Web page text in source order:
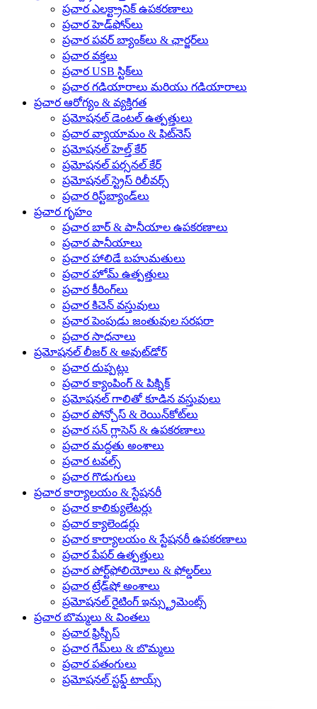
ప్రచార ఎలక్ట్రానిక్ ఉపకరణాలు
ప్రచార హెడ్‌ఫోన్‌లు
ప్రచార పవర్ బ్యాంక్‌లు & ఛార్జర్‌లు
ప్రచార వక్తలు
ప్రచార USB స్టిక్‌లు
ప్రచార గడియారాలు మరియు గడియారాలు
ప్రచార ఆరోగ్యం & వ్యక్తిగత
ప్రమోషనల్ డెంటల్ ఉత్పత్తులు
ప్రచార వ్యాయామం & ఫిట్‌నెస్
ప్రమోషనల్ హెల్త్ కేర్
ప్రమోషనల్ పర్సనల్ కేర్
ప్రమోషనల్ స్ట్రెస్ రిలీవర్స్
ప్రచార రిస్ట్‌బ్యాండ్‌లు
ప్రచార గృహం
ప్రచార బార్ & పానీయాల ఉపకరణాలు
ప్రచార పానీయాలు
ప్రచార హాలిడే బహుమతులు
ప్రచార హోమ్ ఉత్పత్తులు
ప్రచార కీరింగ్‌లు
ప్రచార కిచెన్ వస్తువులు
ప్రచార పెంపుడు జంతువుల సరఫరా
ప్రచార సాధనాలు
ప్రమోషనల్ లీజర్ & అవుట్‌డోర్
ప్రచార దుప్పట్లు
ప్రచార క్యాంపింగ్ & పిక్నిక్
ప్రమోషనల్ గాలితో కూడిన వస్తువులు
ప్రచార పోన్చోస్ & రెయిన్‌కోట్‌లు
ప్రచార సన్ గ్లాసెస్ & ఉపకరణాలు
ప్రచార మద్దతు అంశాలు
ప్రచార టవల్స్
ప్రచార గొడుగులు
ప్రచార కార్యాలయం & స్టేషనరీ
ప్రచార కాలిక్యులేటర్లు
ప్రచార క్యాలెండర్లు
ప్రచార కార్యాలయం & స్టేషనరీ ఉపకరణాలు
ప్రచార పేపర్ ఉత్పత్తులు
ప్రచార పోర్ట్‌ఫోలియోలు & ఫోల్డర్‌లు
ప్రచార ట్రేడ్‌షో అంశాలు
ప్రమోషనల్ రైటింగ్ ఇన్స్ట్రుమెంట్స్
ప్రచార బొమ్మలు & వింతలు
ప్రచార ఫ్రిస్బీస్
ప్రచార గేమ్‌లు & బొమ్మలు
ప్రచార పతంగులు
ప్రమోషనల్ స్టఫ్డ్ టాయ్స్